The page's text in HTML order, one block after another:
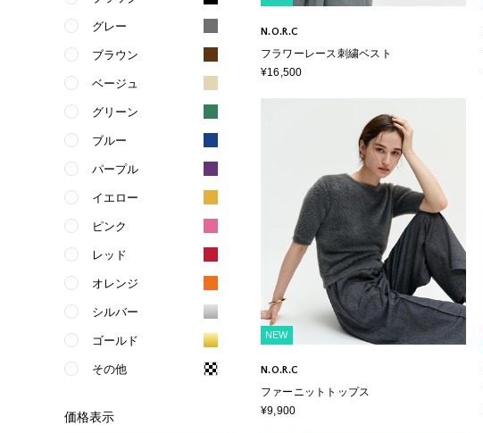
グレー
ブラウン
ベージュ
グリーン
ブルー
パープル
イエロー
ピンク
レッド
オレンジ
シルバー
ゴールド
その他
価格表示
N.O.R.C
フラワーレース刺繍ベスト
¥16,500
NEW
N.O.R.C
ファーニットトップス
¥9,900